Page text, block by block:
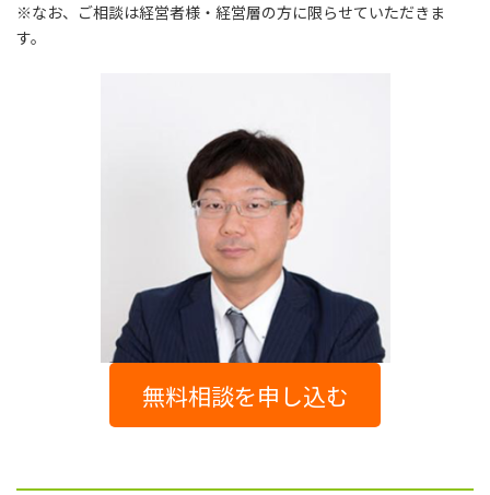
※なお、ご相談は経営者様・経営層の方に限らせていただきま
す。
無料相談を申し込む